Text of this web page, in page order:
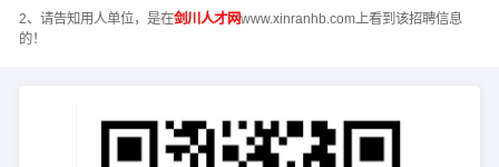
2、请告知用人单位，是在剑川人才网www.xinranhb.com上看到该招聘信息
的！